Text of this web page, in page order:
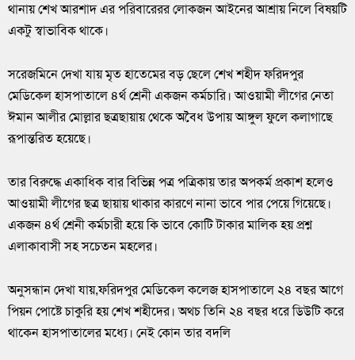
থানায় শেখ আরশাদ এর পরিবারেরর লোকজন আইনের আশ্রায় নিলে বিষয়টি
একটু স্বাভাবিক থাকে।
সরেজমিনে দেখা যায় মৃত হাতেমের বড় ছেলে শেখ শহীদ ফরিদপুর
মেডিকেল হাসপাতালে ৪র্থ শ্রেনী একজন কর্মচারি। আওয়ামী লীগের নেতা
ঈমান আলীর মোল্লার ছত্রছায়ায় থেকে অবৈধ উপায় আঙ্গুল ফুলে কলাগাছে
রূপান্তরিত হয়েছে।
তার বিরুদ্ধে একাধিক বার বিভিন্ন পত্র পত্রিকায় তার অপকর্ম প্রকাশ হলেও
আওয়ামী লীগের ছত্র ছায়ায় থাকার কারণে নানা ভাবে পার পেয়ে গিয়েছে।
একজন ৪র্থ শ্রেনী কর্মচারী হয়ে কি ভাবে কোটি টাকার মালিক হয় প্রশ্ন
এলাকাবাসী সহ সচেতন মহলের।
অনুসন্ধান দেখা যায়,ফরিদপুর মেডিকেল কলেজ হাসপাতালে ২৪ বছর আগে
পিয়ন পোষ্টে চাকুরি হয় শেখ শহীদের। অথচ তিনি ২৪ বছর ধরে ডিউটি করে
থাকেন হাসপাতালের মধ্যে। নেই কোন তার বদলি